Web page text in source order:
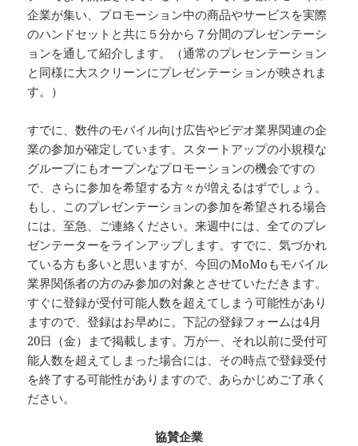
企業が集い、プロモーション中の商品やサービスを実際
のハンドセットと共に５分から７分間のプレゼンテーシ
ョンを通して紹介します。（通常のプレセンテーション
と同様に大スクリーンにプレゼンテーションが映されま
す。）
すでに、数件のモバイル向け広告やビデオ業界関連の企
業の参加が確定しています。スタートアップの小規模な
グループにもオープンなプロモーションの機会ですの
で、さらに参加を希望する方々が増えるはずでしょう。
もし、このプレゼンテーションの参加を希望される場合
には、至急、ご連絡ください。来週中には、全てのプレ
ゼンテーターをラインアップします。すでに、気づかれ
ている方も多いと思いますが、今回のMoMoもモバイル
業界関係者の方のみ参加の対象とさせていただきます。
すぐに登録が受付可能人数を超えてしまう可能性があり
ますので、登録はお早めに。下記の登録フォームは4月
20日（金）まで掲載します。万が一、それ以前に受付可
能人数を超えてしまった場合には、その時点で登録受付
を終了する可能性がありますので、あらかじめご了承く
ださい。
協賛企業